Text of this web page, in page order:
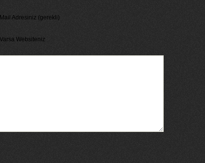
Mail Adresiniz (gerekli)
Varsa Websiteniz